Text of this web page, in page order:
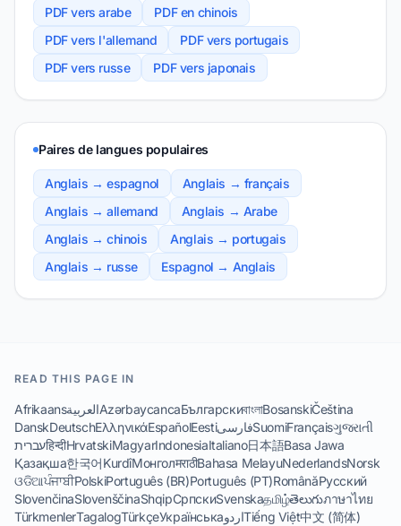
PDF vers arabe
PDF en chinois
PDF vers l'allemand
PDF vers portugais
PDF vers russe
PDF vers japonais
Paires de langues populaires
Anglais → espagnol
Anglais → français
Anglais → allemand
Anglais → Arabe
Anglais → chinois
Anglais → portugais
Anglais → russe
Espagnol → Anglais
READ THIS PAGE IN
AfrikaansالعربيةAzərbaycancaБългарскиবাংলাBosanskiČeština
DanskDeutschΕλληνικάEspañolEestiفارسیSuomiFrançaisગુજરાતી
עבריתहिन्दीHrvatskiMagyarIndonesiaItaliano日本語Basa Jawa
Қазақша한국어KurdîМонголमराठीBahasa MelayuNederlandsNorsk
ଓଡିଆਪੰਜਾਬੀPolskiPortuguês (BR)Português (PT)RomânăРусский
SlovenčinaSlovenščinaShqipСрпскиSvenskaதமிழ்తెలుగుภาษาไทย
TürkmenlerTagalogTürkçeУкраїнськаاردوTiếng Việt中文 (简体)